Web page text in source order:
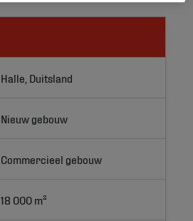
Halle, Duitsland
Nieuw gebouw
Commercieel gebouw
18 000 m²